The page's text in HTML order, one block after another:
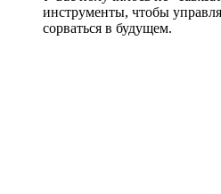
инструменты, чтобы
сорваться в будущем.